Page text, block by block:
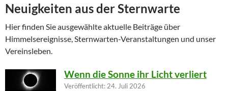
Neuigkeiten aus der Sternwarte
Hier finden Sie ausgewählte aktuelle Beiträge über
Himmelsereignisse, Sternwarten-Veranstaltungen und unser
Vereinsleben.
Wenn die Sonne ihr Licht verliert
Veröffentlicht: 24. Juli 2026